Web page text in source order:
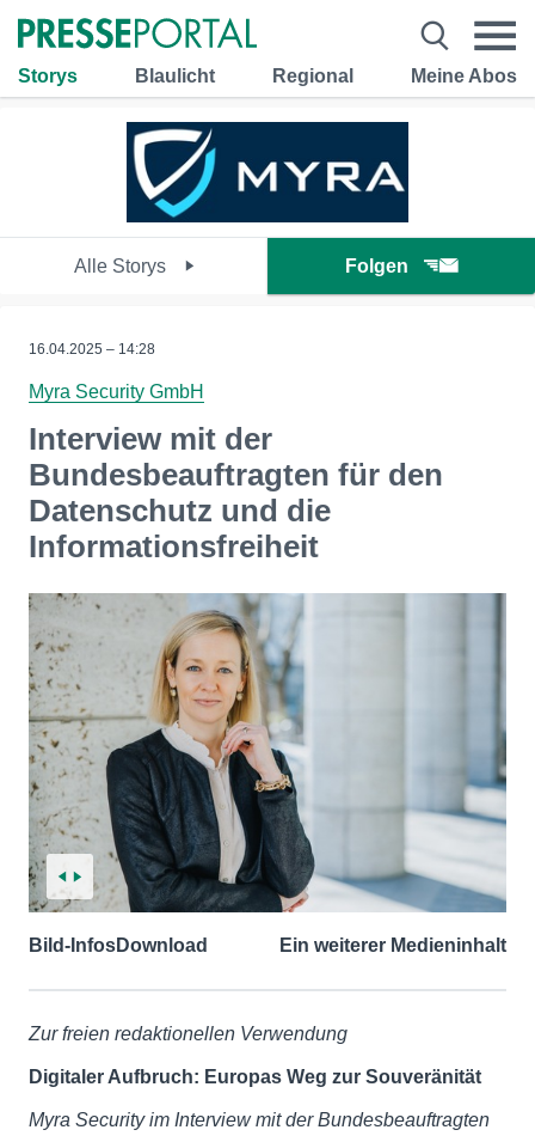
Storys Blaulicht Regional Meine Abos
Alle Storys Folgen
16.04.2025 – 14:28
Myra Security GmbH
Interview mit der
Bundesbeauftragten für den
Datenschutz und die
Informationsfreiheit
Bild-InfosDownload Ein weiterer Medieninhalt
Zur freien redaktionellen Verwendung
Digitaler Aufbruch: Europas Weg zur Souveränität
Myra Security im Interview mit der Bundesbeauftragten